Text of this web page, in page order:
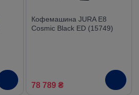
Кофемашина JURA E8
Cosmic Black ED (15749)
78 789 ₴